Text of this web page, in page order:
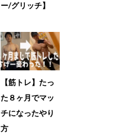
ー/グリッチ】
【筋トレ】たっ
た８ヶ月でマッ
チになったやり
方